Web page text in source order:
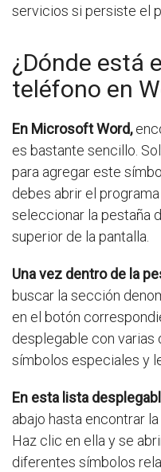
servicios si persiste el
¿Dónde está
teléfono en
En Microsoft Word,
es bastante sencillo.
para agregar este
debes abrir el
seleccionar la pestaña
superior de la pantalla.
Una vez dentro de la
buscar la sección
en el botón
desplegable con
símbolos especiales y
En esta lista
abajo hasta encontrar
Haz clic en ella y se
diferentes símbolos